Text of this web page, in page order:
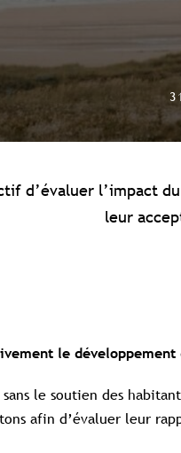
d’évaluer l’impact
leur
le
le soutien des
afin d’évaluer leur